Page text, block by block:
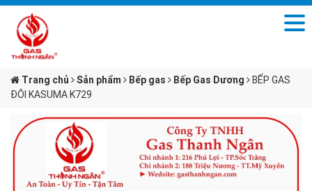
Trang chủ Sản phẩm Bếp gas Bếp Gas Dương
BẾP GAS
ĐÔI KASUMA K729